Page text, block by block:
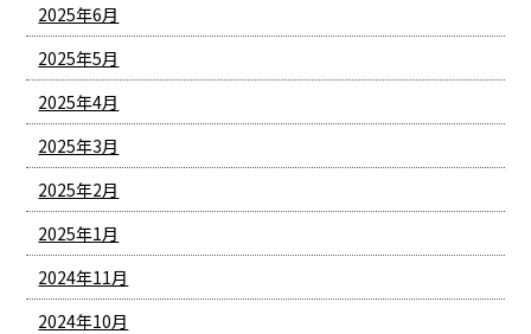
2025年6月
2025年5月
2025年4月
2025年3月
2025年2月
2025年1月
2024年11月
2024年10月